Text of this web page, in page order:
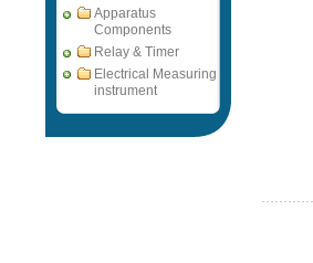
Apparatus
Components
Relay & Timer
Electrical Measuring
instrument